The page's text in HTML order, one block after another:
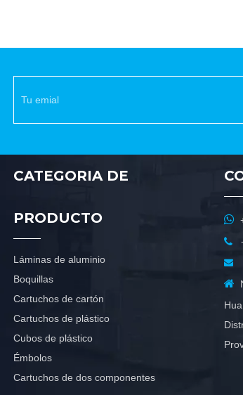
CATEGORIA DE
PRODUCTO
Láminas de aluminio
Boquillas
Cartuchos de cartón
Cartuchos de plástico
Cubos de plástico
Émbolos
Cartuchos de dos componentes



